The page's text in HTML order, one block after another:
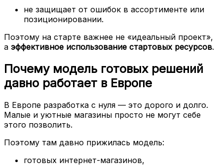
не защищает от ошибок в ассортименте или
позиционировании.
Поэтому на старте важнее не «идеальный проект»,
а эффективное использование стартовых ресурсов.
Почему модель готовых решений
давно работает в Европе
В Европе разработка с нуля — это дорого и долго.
Малые и уютные магазины просто не могут себе
этого позволить.
Поэтому там давно прижилась модель:
готовых интернет-магазинов,